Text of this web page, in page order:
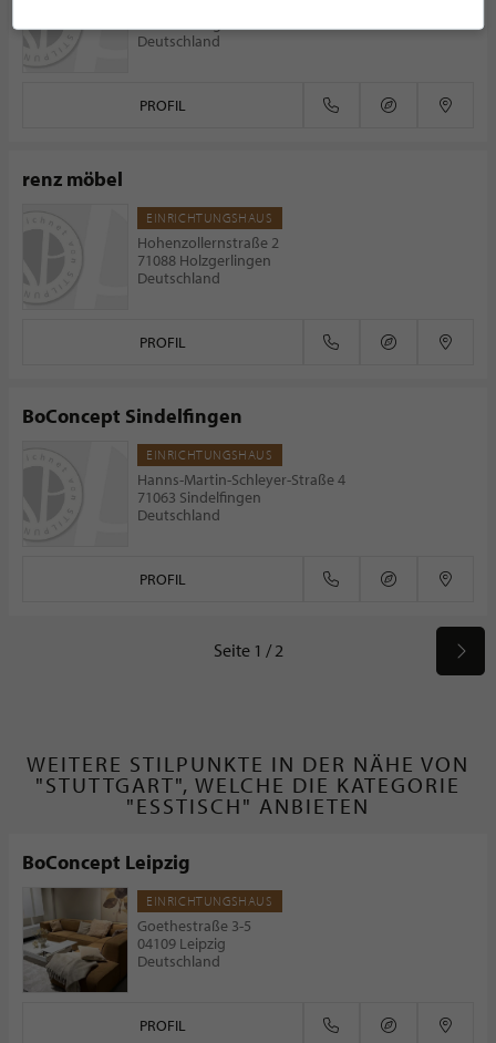
Deutschland
PROFIL
renz möbel
EINRICHTUNGSHAUS
Hohenzollernstraße 2
71088 Holzgerlingen
Deutschland
PROFIL
BoConcept Sindelfingen
EINRICHTUNGSHAUS
Hanns-Martin-Schleyer-Straße 4
71063 Sindelfingen
Deutschland
PROFIL
Seite 1 / 2
WEITERE STILPUNKTE IN DER NÄHE VON
"STUTTGART", WELCHE DIE KATEGORIE
"ESSTISCH" ANBIETEN
BoConcept Leipzig
EINRICHTUNGSHAUS
Goethestraße 3-5
04109 Leipzig
Deutschland
PROFIL